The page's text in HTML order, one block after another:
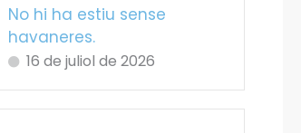
No hi ha estiu sense
havaneres.
16 de juliol de 2026